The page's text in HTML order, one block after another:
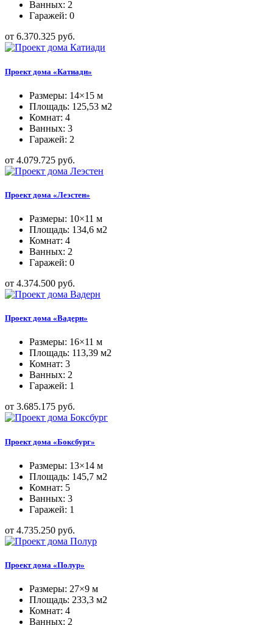
Ванных: 2
Гаражей: 0
от 6.370.325 руб.
Проект дома «Катиади»
Размеры: 14×15 м
Площадь: 125,53 м2
Комнат: 4
Ванных: 3
Гаражей: 2
от 4.079.725 руб.
Проект дома «Леэстен»
Размеры: 10×11 м
Площадь: 134,6 м2
Комнат: 4
Ванных: 2
Гаражей: 0
от 4.374.500 руб.
Проект дома «Вадерн»
Размеры: 16×11 м
Площадь: 113,39 м2
Комнат: 3
Ванных: 2
Гаражей: 1
от 3.685.175 руб.
Проект дома «Боксбург»
Размеры: 13×14 м
Площадь: 145,7 м2
Комнат: 5
Ванных: 3
Гаражей: 1
от 4.735.250 руб.
Проект дома «Полур»
Размеры: 27×9 м
Площадь: 233,3 м2
Комнат: 4
Ванных: 2